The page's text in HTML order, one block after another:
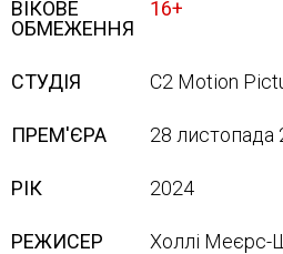
ВІКОВЕ
ОБМЕЖЕННЯ
16+
СТУДІЯ C2 Motion
ПРЕМ'ЄРА 28 листопада
РІК 2024
РЕЖИСЕР Холлі Меєрс-